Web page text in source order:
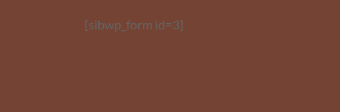
[sibwp_form id=3]